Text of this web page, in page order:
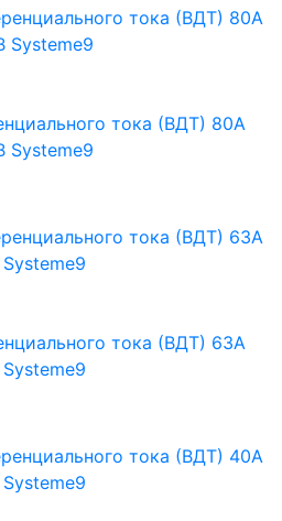
тока (ВДТ) 80A
Systeme9
тока (ВДТ) 63A